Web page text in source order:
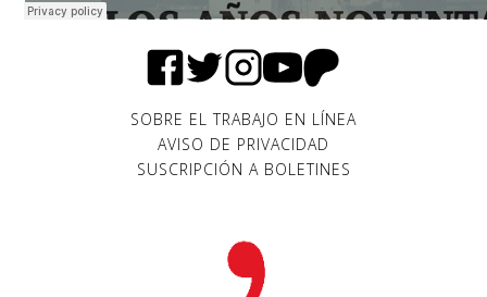
SOBRE EL TRABAJO EN LÍNEA
AVISO DE PRIVACIDAD
SUSCRIPCIÓN A BOLETINES